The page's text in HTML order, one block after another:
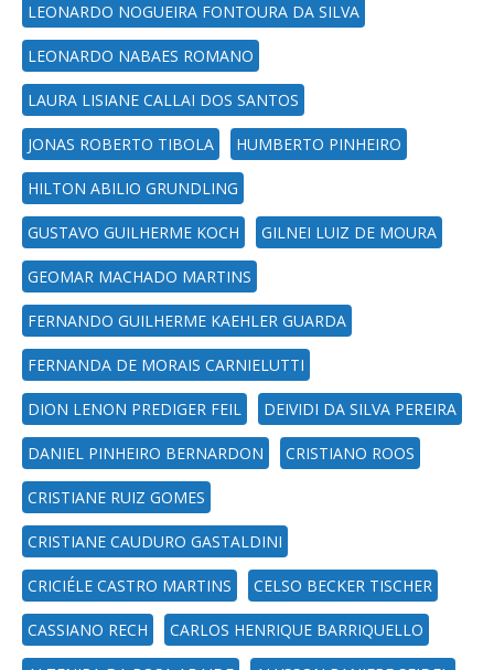
LEONARDO NOGUEIRA FONTOURA DA SILVA
LEONARDO NABAES ROMANO
LAURA LISIANE CALLAI DOS SANTOS
JONAS ROBERTO TIBOLA HUMBERTO PINHEIRO
HILTON ABILIO GRUNDLING
GUSTAVO GUILHERME KOCH GILNEI LUIZ DE MOURA
GEOMAR MACHADO MARTINS
FERNANDO GUILHERME KAEHLER GUARDA
FERNANDA DE MORAIS CARNIELUTTI
DION LENON PREDIGER FEIL DEIVIDI DA SILVA PEREIRA
DANIEL PINHEIRO BERNARDON CRISTIANO ROOS
CRISTIANE RUIZ GOMES
CRISTIANE CAUDURO GASTALDINI
CRICIÉLE CASTRO MARTINS CELSO BECKER TISCHER
CASSIANO RECH CARLOS HENRIQUE BARRIQUELLO